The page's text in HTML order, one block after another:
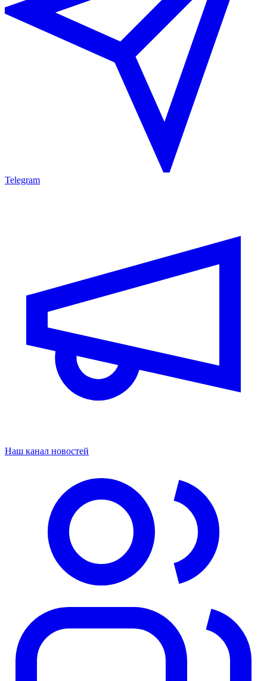
Telegram
Наш канал новостей